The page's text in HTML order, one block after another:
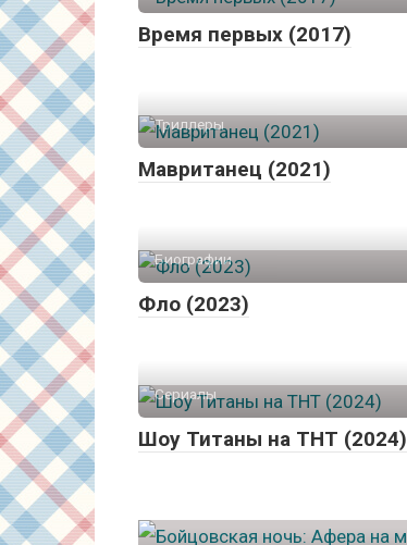
Время первых (2017)
Триллеры
Мавританец (2021)
Биографии
Фло (2023)
Сериалы
Шоу Титаны на ТНТ (2024)